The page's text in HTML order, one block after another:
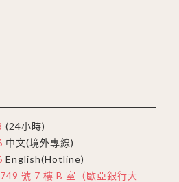
(24小時)
中文(境外專線)
English(Hotline)
號 7 樓 B 室（歐亞銀行大